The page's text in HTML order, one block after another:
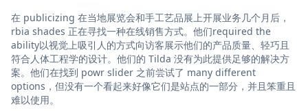
在 publicizing 在当地展览会和手工艺品展上开展业务几个月后，
rbia shades 正在寻找一种在线销售方式。他们required the
ability以视觉上吸引人的方式向访客展示他们的产品质量、轻巧且
符合人体工程学的设计。他们的 Tilda 没有为此提供足够的解决方
案。他们在找到 powr slider 之前尝试了 many different
options，但没有一个看起来好像它们是站点的一部分，并且笨重且
难以使用。